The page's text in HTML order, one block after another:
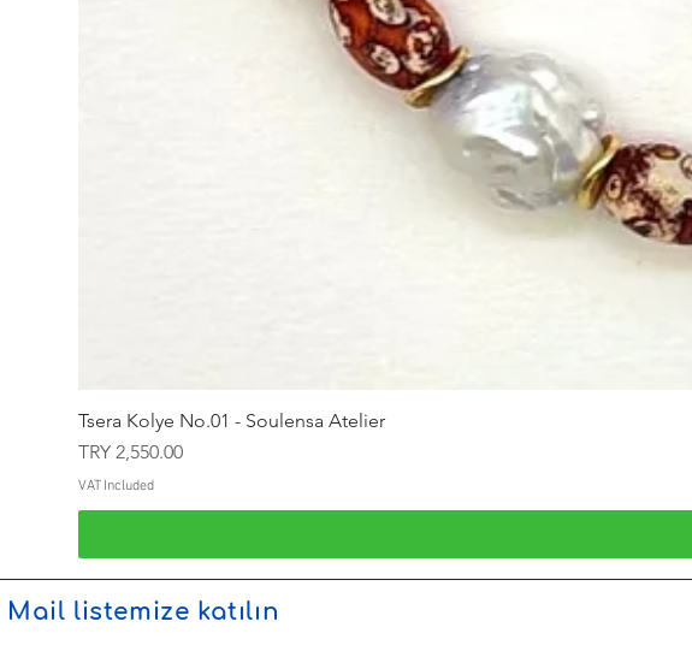
Tsera Kolye No.01 - Soulensa Atelier
Price
TRY 2,550.00
VAT Included
Mail listemize katılın